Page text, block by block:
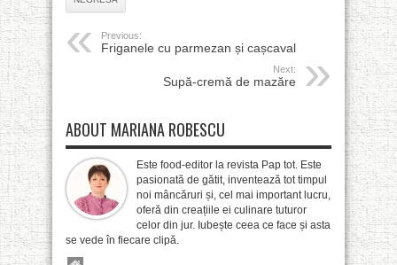
Previous:
Friganele cu parmezan și cașcaval
Next:
Supă-cremă de mazăre
ABOUT MARIANA ROBESCU
Este food-editor la revista Pap tot. Este
pasionată de gătit, inventează tot timpul
noi mâncăruri și, cel mai important lucru,
oferă din creațiile ei culinare tuturor
celor din jur. Iubește ceea ce face și asta
se vede în fiecare clipă.